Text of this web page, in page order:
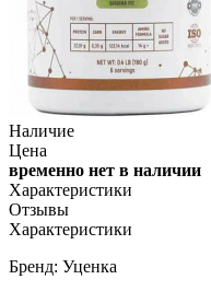
Наличие
Цена
временно нет в наличии
Характеристики
Отзывы
Характеристики
Бренд: Уценка